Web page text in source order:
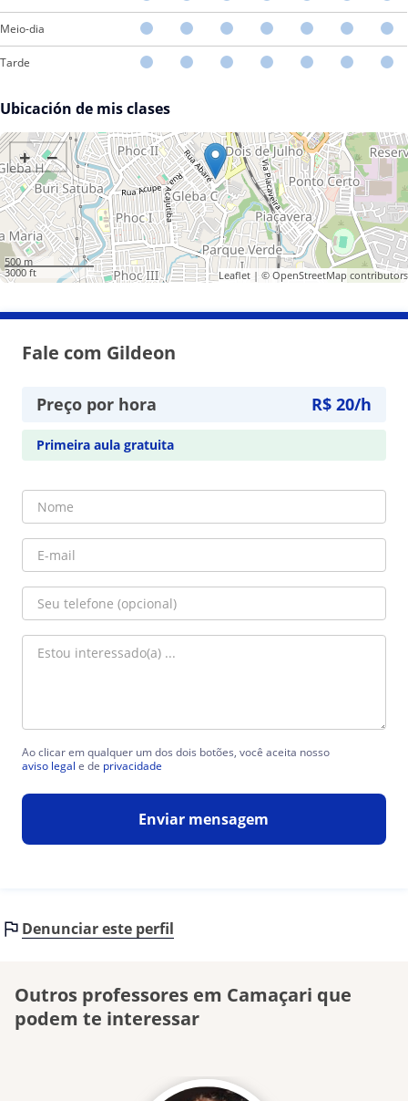
Meio-dia
Tarde
Ubicación de mis clases
+ −
500 m
3000 ft
Leaflet| © OpenStreetMap contributors
Fale com Gildeon
Preço por hora R$ 20/h
Primeira aula gratuita
Ao clicar em qualquer um dos dois botões, você aceita nosso
aviso legal e de privacidade
Enviar mensagem
Denunciar este perfil
Outros professores em Camaçari que
podem te interessar